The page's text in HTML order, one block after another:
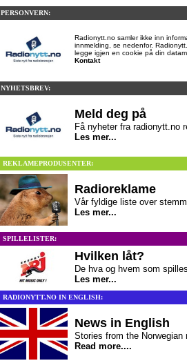
PERSONVERN:
Radionytt.no samler ikke inn
innmelding, se nedenfor.
legge igjen en cookie på din
Kontakt
NYHETSBREV:
Meld deg på
Få nyheter fra radionytt.no
Les mer...
REKLAMEPRODUSENTER:
Radioreklame
Vår fyldige liste over
Les mer...
SPILLELISTER:
Hvilken låt?
De hva og hvem som
Les mer...
RADIONYTT.NO IN ENGLISH:
News in English
Stories from the
Read more....